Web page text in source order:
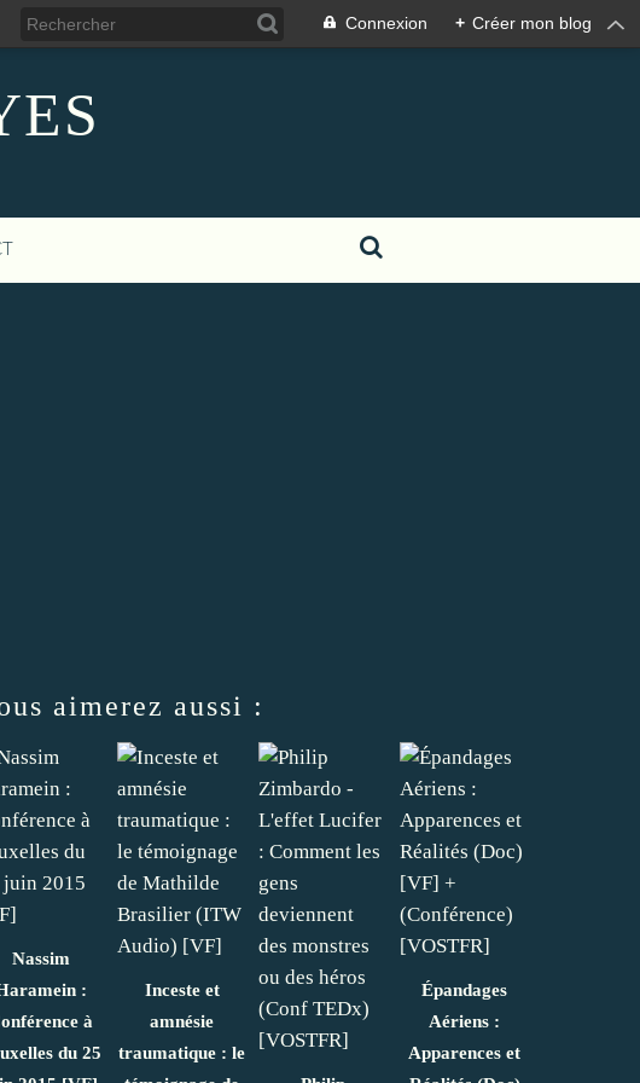
Connexion + Créer mon blog
aimerez aussi :
Nassim
:
à
du 25
Inceste et
amnésie
traumatique : le
Épandages
Aériens :
Apparences et